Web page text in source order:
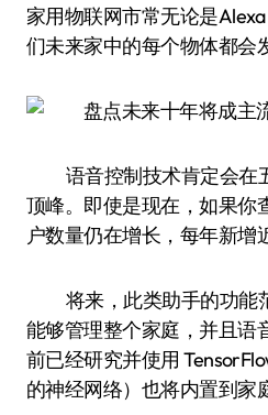
家用物联网市常无论是
们未来家中的每个物体都会
语音控制技术肯定会在
顶峰。即使是现在，如果你
户数量仍在增长，每年新增
将来，此类助手的功能
能够管理整个家庭，并且语
前已经研究并使用
的神经网络）也将内置到家